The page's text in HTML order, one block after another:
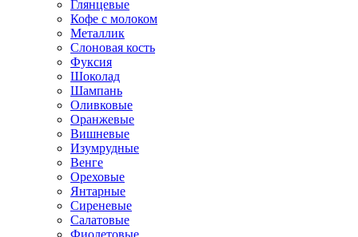
Глянцевые
Кофе с молоком
Металлик
Слоновая кость
Фуксия
Шоколад
Шампань
Оливковые
Оранжевые
Вишневые
Изумрудные
Венге
Ореховые
Янтарные
Сиреневые
Салатовые
Фиолетовые